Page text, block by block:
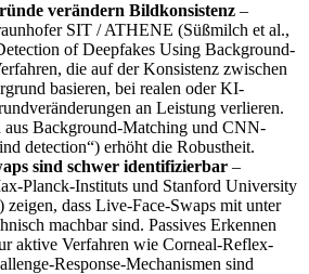
verändern Bildkonsistenz –
SIT / ATHENE (Süßmilch et al.,
of Deepfakes Using Background-
die auf der Konsistenz zwischen
basieren, bei realen oder KI-
an Leistung verlieren.
Background-Matching und CNN-
detection“) erhöht die Robustheit.
sind schwer identifizierbar –
Planck-Instituts und Stanford University
zeigen, dass Live-Face-Swaps mit unter
machbar sind. Passives Erkennen
aktive Verfahren wie Corneal-Reflex-
Response-Mechanismen sind